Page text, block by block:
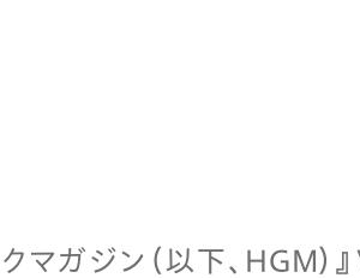
マガジン（以下、HGM）